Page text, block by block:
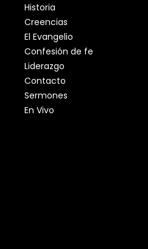
Historia
Creencias
El Evangelio
Confesión de fe
Liderazgo
Contacto
Sermones
En Vivo